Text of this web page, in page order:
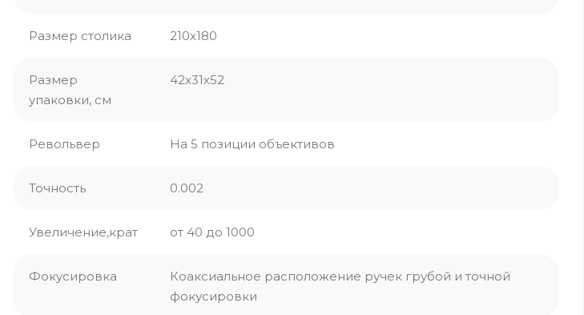
Размер столика 210х180
Размер
упаковки, см
42х31х52
Револьвер На 5 позиции объективов
Точность 0.002
Увеличение,крат от 40 до 1000
Фокусировка
Коаксиальное расположение ручек грубой и точной
фокусировки